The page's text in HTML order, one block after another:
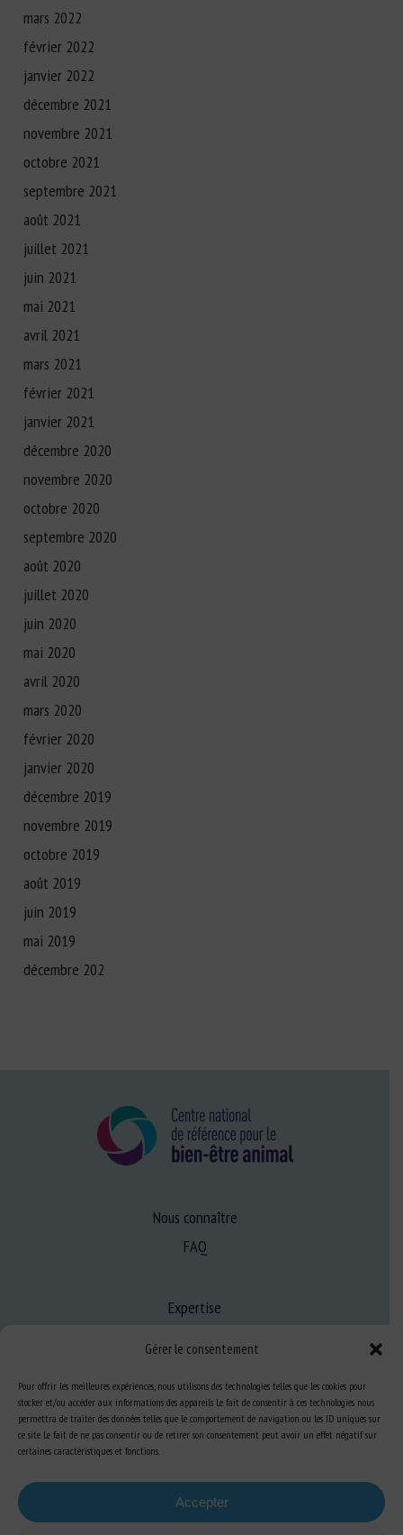
Gérer le consentement
Pour offrir les meilleures expériences, nous utilisons des technologies telles que les cookies pour
stocker et/ou accéder aux informations des appareils. Le fait de consentir à ces technologies nous
permettra de traiter des données telles que le comportement de navigation ou les ID uniques sur
ce site. Le fait de ne pas consentir ou de retirer son consentement peut avoir un effet négatif sur
certaines caractéristiques et fonctions.
Accepter
mars 2022
février 2022
janvier 2022
décembre 2021
novembre 2021
octobre 2021
septembre 2021
août 2021
juillet 2021
juin 2021
mai 2021
avril 2021
mars 2021
février 2021
janvier 2021
décembre 2020
novembre 2020
octobre 2020
septembre 2020
août 2020
juillet 2020
juin 2020
mai 2020
avril 2020
mars 2020
février 2020
janvier 2020
décembre 2019
novembre 2019
octobre 2019
août 2019
juin 2019
mai 2019
décembre 202
Nous connaître
FAQ
Expertise
Ressources